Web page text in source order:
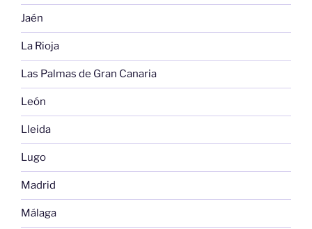
Jaén
La Rioja
Las Palmas de Gran Canaria
León
Lleida
Lugo
Madrid
Málaga